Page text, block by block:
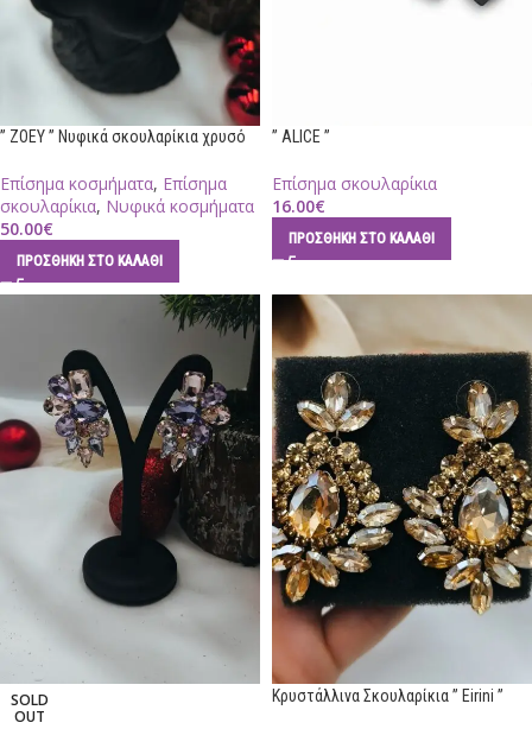
” ZOEY ” Νυφικά σκουλαρίκια χρυσό
Επίσημα κοσμήματα, Επίσημα
σκουλαρίκια, Νυφικά κοσμήματα
50.00€
ΠΡΟΣΘΉΚΗ ΣΤΟ ΚΑΛΆΘΙ
” ALICE ”
Επίσημα σκουλαρίκια
16.00€
ΠΡΟΣΘΉΚΗ ΣΤΟ ΚΑΛΆΘΙ
SOLD
OUT
Κρυστάλλινα Σκουλαρίκια ” Eirini ”